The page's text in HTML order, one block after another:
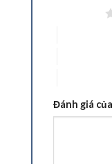
Đánh giá